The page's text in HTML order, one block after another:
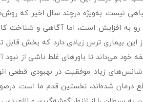
نیست. به‌ویژه درچند‌ سال اخیر که
به افزایش است، اما آگاهی و شناخت
این بیماری ترس زیادی دارد که بخش
می‌داند تا باورهای غلط ناشی از نبود
درمان شده‌اند، نخستین قدم ما است.